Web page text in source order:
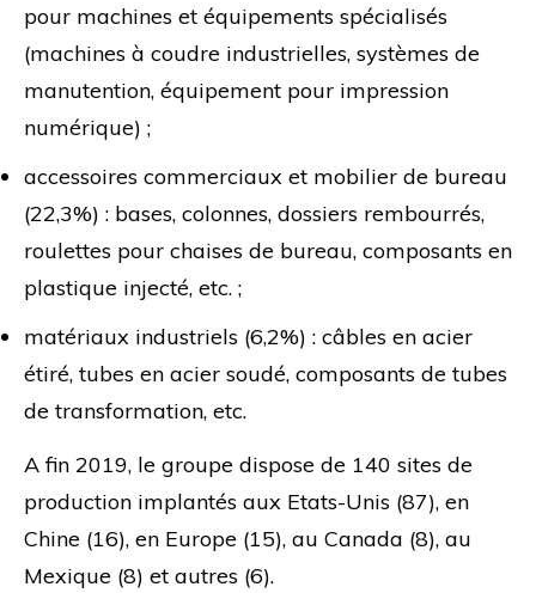
pour machines et équipements spécialisés
(machines à coudre industrielles, systèmes de
manutention, équipement pour impression
numérique) ;
accessoires commerciaux et mobilier de bureau
(22,3%) : bases, colonnes, dossiers rembourrés,
roulettes pour chaises de bureau, composants en
plastique injecté, etc. ;
matériaux industriels (6,2%) : câbles en acier
étiré, tubes en acier soudé, composants de tubes
de transformation, etc.
A fin 2019, le groupe dispose de 140 sites de
production implantés aux Etats-Unis (87), en
Chine (16), en Europe (15), au Canada (8), au
Mexique (8) et autres (6).